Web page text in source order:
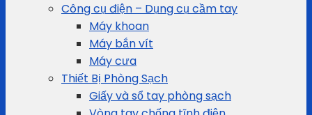
Công cụ điện – Dụng cụ cầm tay
Máy khoan
Máy bắn vít
Máy cưa
Thiết Bị Phòng Sạch
Giấy và sổ tay phòng sạch